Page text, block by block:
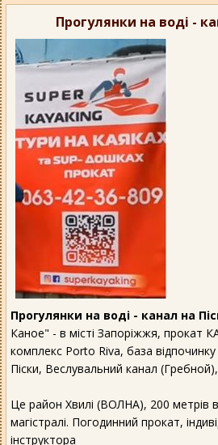
Прогулянки на воді -
Прогулянки на воді - канал на
Каное" - в місті Запоріжжя, прокат
комплекс Porto Riva, база
Піски, Веслувальний канал
Це район Хвилі (ВОЛНА), 200 метрів
магістралі. Погодинний прокат,
інструктора